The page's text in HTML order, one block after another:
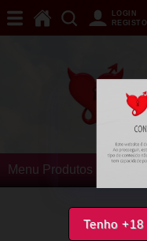
Tenho +18
LOGIN
REGISTO
Menu Produtos